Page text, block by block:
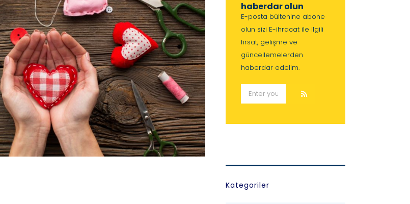
haberdar olun
E-posta bültenine abone
olun sizi E-ihracat ile ilgili
fırsat, gelişme ve
güncellemelerden
haberdar edelim.
Kategoriler